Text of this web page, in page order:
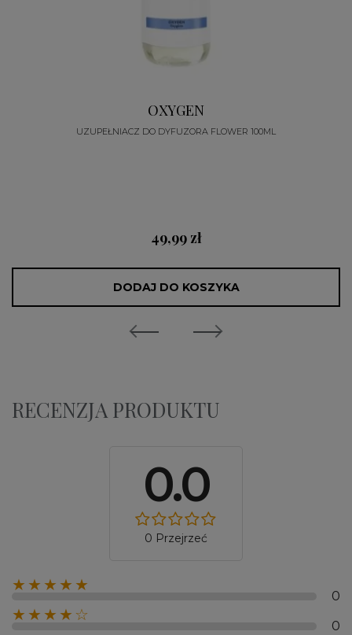
OXYGEN
UZUPEŁNIACZ DO DYFUZORA FLOWER 100ML
49,99 zł
DODAJ DO KOSZYKA
RECENZJA PRODUKTU
0.0
0 Przejrzeć
★★★★★
0
★★★★☆
0